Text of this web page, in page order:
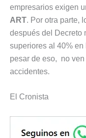
empresarios exigen
ART. Por otra parte,
después del Decreto
superiores al 40%
pesar de eso, no
accidentes.
El Cronista